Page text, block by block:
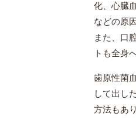
化、心臓
などの原
また、口
トも全身
歯原性菌
して出し
方法もあ